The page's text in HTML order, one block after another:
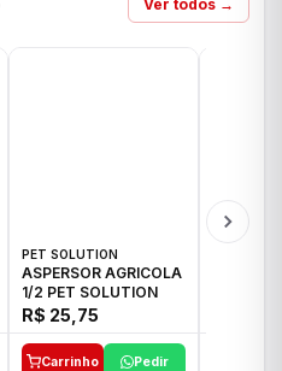
Ver todos →
PET SOLUTION
ASPERSOR AGRICOLA
1/2 PET SOLUTION
R$ 25,75
Carrinho Pedir